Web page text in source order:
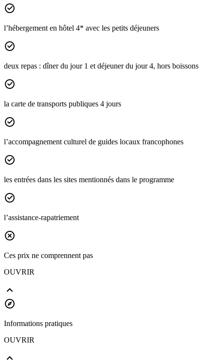
l’hébergement en hôtel 4* avec les petits déjeuners
deux repas : dîner du jour 1 et déjeuner du jour 4, hors boissons
la carte de transports publiques 4 jours
l’accompagnement culturel de guides locaux francophones
les entrées dans les sites mentionnés dans le programme
l’assistance-rapatriement
Ces prix ne comprennent pas
OUVRIR
Informations pratiques
OUVRIR